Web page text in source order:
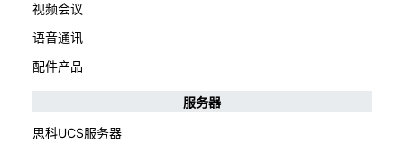
视频会议
语音通讯
配件产品
服务器
思科UCS服务器